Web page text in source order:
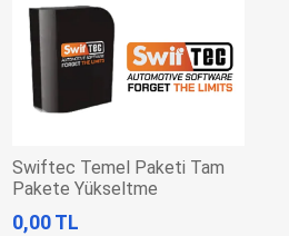
Swiftec Temel Paketi Tam
Pakete Yükseltme
0,00 TL